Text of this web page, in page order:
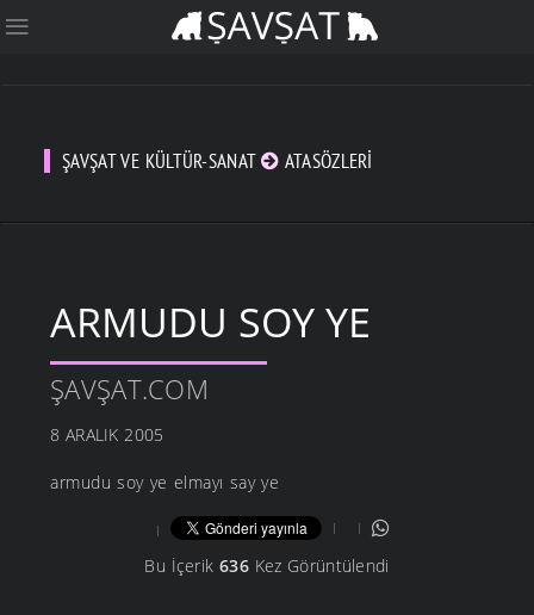
ŞAVŞAT VE KÜLTÜR-SANAT ATASÖZLERI
ARMUDU SOY YE
ŞAVŞAT.COM
8 ARALIK 2005
armudu soy ye elmayı say ye
Bu İçerik 636Kez Görüntülendi